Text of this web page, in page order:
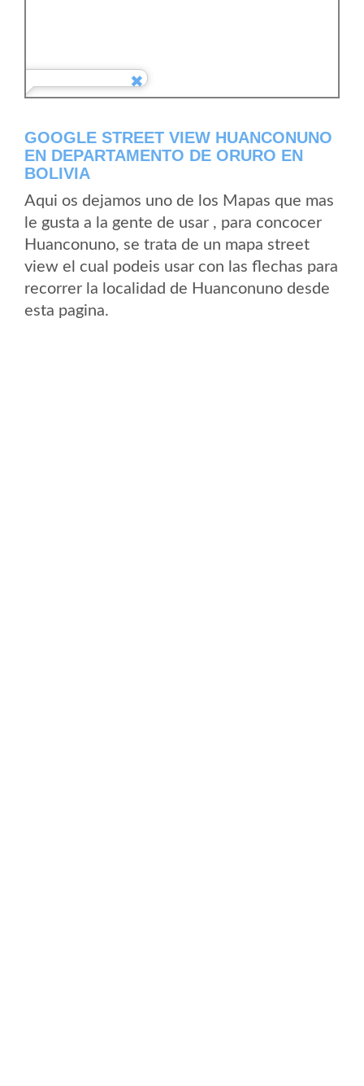
GOOGLE STREET VIEW HUANCONUNO
EN DEPARTAMENTO DE ORURO EN
BOLIVIA
Aqui os dejamos uno de los Mapas que mas
le gusta a la gente de usar , para concocer
Huanconuno, se trata de un mapa street
view el cual podeis usar con las flechas para
recorrer la localidad de Huanconuno desde
esta pagina.